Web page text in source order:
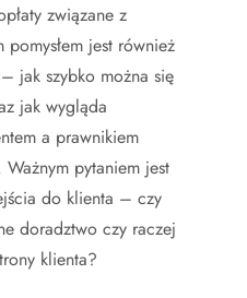
związane z
pomysłem jest również
jak szybko można się
jak wygląda
a prawnikiem
pytaniem jest
do klienta – czy
doradztwo czy raczej
klienta?